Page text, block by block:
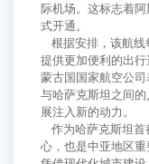
际机场。这标志着
式开通。
根据安排，该航线
提供更加便利的出行
蒙古国国家航空公
与哈萨克斯坦之间
展注入新的动力。
作为哈萨克斯坦首
心，也是中亚地区重